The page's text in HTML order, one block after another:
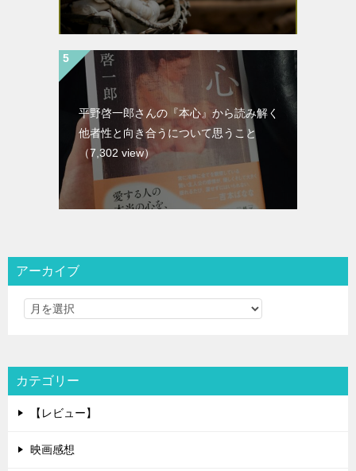
平野啓一郎さんの『本心』から読み解く
他者性と向き合うについて思うこと
（7,302 view）
アーカイブ
カテゴリー
【レビュー】
映画感想